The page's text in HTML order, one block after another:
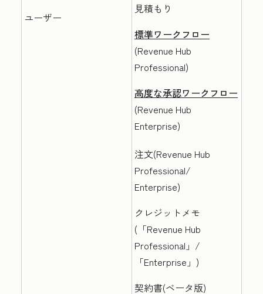
ユーザー
見積もり
標準ワークフロー
(Revenue Hub
Professional)
高度な承認ワークフロー
(Revenue Hub
Enterprise)
注文(Revenue Hub
Professional/
Enterprise)
クレジットメモ
( 「Revenue Hub
Professional」/
「Enterprise 」)
契約書(ベータ版)